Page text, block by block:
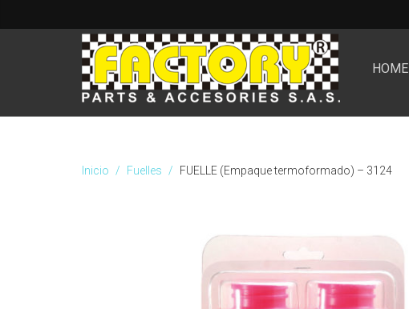
HOME
Inicio Fuelles FUELLE (Empaque termoformado) – 3124